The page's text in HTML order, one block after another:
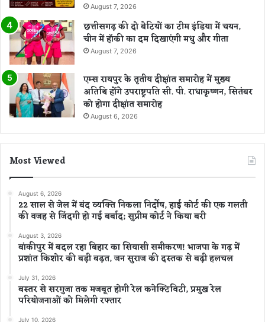
August 7, 2026
छत्तीसगढ़ की दो बेटियों का टीम इंडिया में चयन,
चीन में हॉकी का दम दिखाएंगी मधु और गीता
August 7, 2026
एम्स रायपुर के तृतीय दीक्षांत समारोह में मुख्य
अतिथि होंगे उपराष्ट्रपति सी. पी. राधाकृष्णन, सितंबर
को होगा दीक्षांत समारोह
August 6, 2026
Most Viewed
August 6, 2026
22 साल से जेल में बंद व्यक्ति निकला निर्दोष, हाई कोर्ट की एक गलती
की वजह से जिंदगी हो गई बर्बाद; सुप्रीम कोर्ट ने किया बरी
August 3, 2026
बांकीपुर में बदल रहा बिहार का सियासी समीकरण! भाजपा के गढ़ में
प्रशांत किशोर की बड़ी बढ़त, जन सुराज की दस्तक से बढ़ी हलचल
July 31, 2026
बस्तर से सरगुजा तक मजबूत होगी रेल कनेक्टिविटी, प्रमुख रेल
परियोजनाओं को मिलेगी रफ्तार
July 10, 2026